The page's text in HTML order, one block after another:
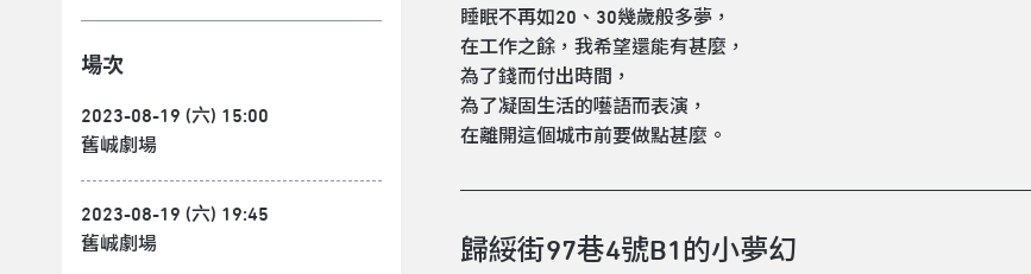
場次
2023-08-19 (六) 15:00
舊峸劇場
2023-08-19 (六) 19:45
舊峸劇場
睡眠不再如20、30幾歲般多夢，
在工作之餘，我希望還能有甚麼，
為了錢而付出時間，
為了凝固生活的囈語而表演，
在離開這個城市前要做點甚麼。
歸綏街97巷4號B1的小夢幻